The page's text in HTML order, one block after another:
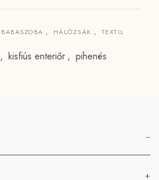
BABASZOBA , HÁLÓZSÁK , TEXTIL
, kisfiús enteriőr , pihenés